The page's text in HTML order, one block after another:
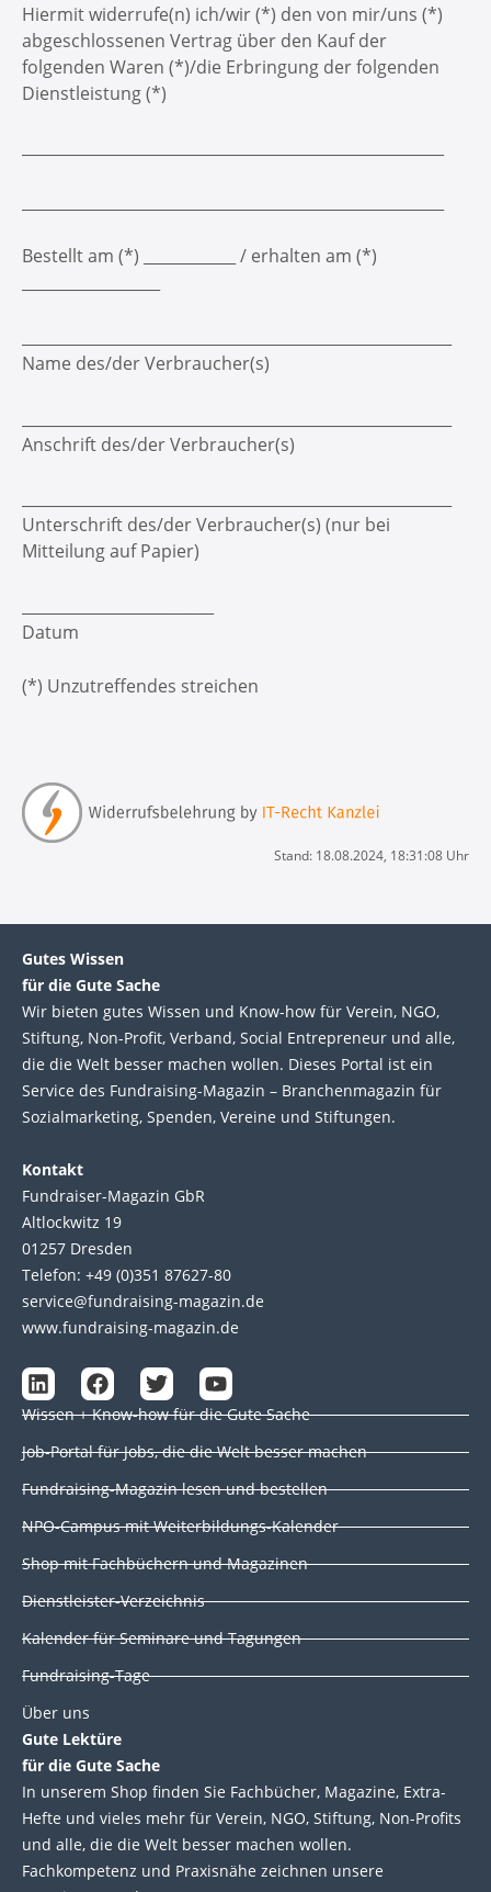
Hiermit widerrufe(n) ich/wir (*) den von mir/uns (*)
abgeschlossenen Vertrag über den Kauf der
folgenden Waren (*)/die Erbringung der folgenden
Dienstleistung (*)
Bestellt am (*) ____________ / erhalten am (*)
Name des/der Verbraucher(s)
Anschrift des/der Verbraucher(s)
Unterschrift des/der Verbraucher(s) (nur bei
Mitteilung auf Papier)
Datum
(*) Unzutreffendes streichen
Stand: 18.08.2024, 18:31:08 Uhr
Gutes Wissen
für die Gute Sache
Wir bie­ten gutes Wis­sen und Know-how für Ver­ein, NGO,
Stif­tung, Non-Profit, Ver­band, Social Entre­pre­neur und alle,
die die Welt bes­ser machen wol­len. Die­ses Por­tal ist ein
Service des Fund­raising-Magazin – Bran­chen­magazin für
Sozial­marke­ting, Spen­den, Ver­eine und Stif­tun­gen.
Kontakt
Fundraiser-Magazin GbR
Altlockwitz 19
01257 Dresden
Telefon: +49 (0)351 87627-80
service@fundraising-magazin.de
www.fundraising-magazin.de
L
i
n
k
e
d
n
F
a
c
e
b
o
k
T
w
i
t
e
Y
o
u
t
u
b
Wissen + Know-how für die Gute Sache
Job-Portal für Jobs, die die Welt besser machen
Fundraising-Magazin lesen und bestellen
NPO-Campus mit Weiterbildungs-Kalender
Shop mit Fachbüchern und Magazinen
Dienstleister-Verzeichnis
Kalender für Seminare und Tagungen
Fundraising-Tage
Über uns
Gute Lektüre
für die Gute Sache
In unserem Shop finden Sie Fachbücher, Magazine, Extra-
Hefte und vieles mehr für Verein, NGO, Stiftung, Non-Profits
und alle, die die Welt besser machen wollen.
Fachkompetenz und Praxisnähe zeichnen unsere